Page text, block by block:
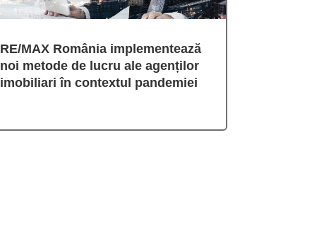
RE/MAX România implementează
noi metode de lucru ale agenților
imobiliari în contextul pandemiei